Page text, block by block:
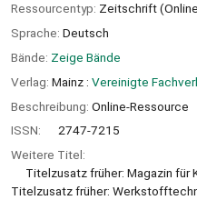
Ressourcentyp: Zeitschrift
Sprache: Deutsch
Bände: Zeige Bände
Verlag: Mainz : Vereinigte
Beschreibung: Online-Ressource
ISSN:
2747-7215
Weitere Titel:
Titelzusatz früher: Magazin für
Titelzusatz früher: